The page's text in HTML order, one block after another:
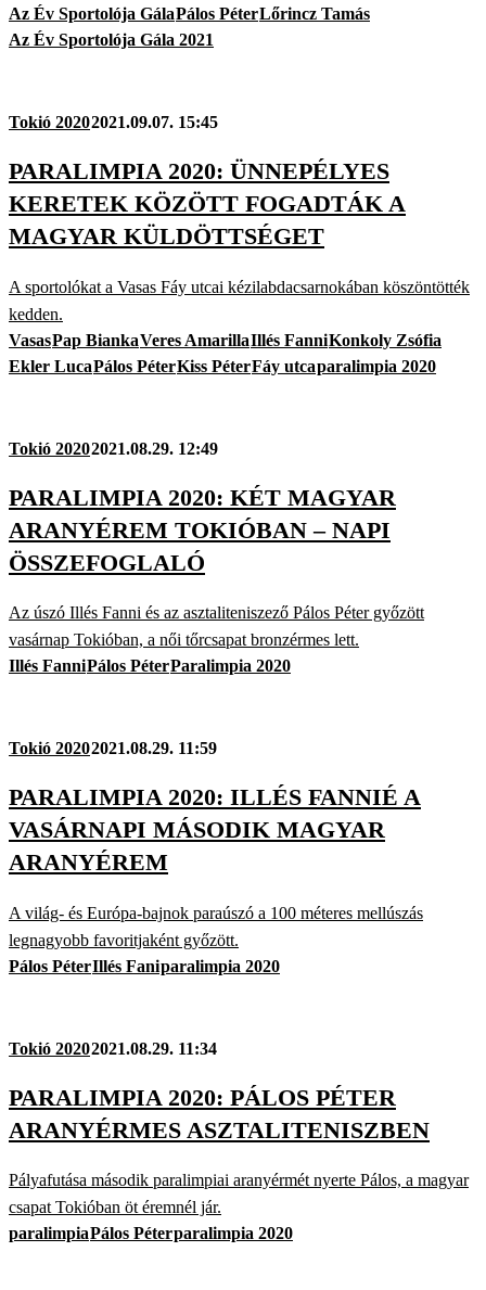
Az Év Sportolója GálaPálos PéterLőrincz Tamás
Az Év Sportolója Gála 2021
Tokió 20202021.09.07. 15:45
PARALIMPIA 2020: ÜNNEPÉLYES
KERETEK KÖZÖTT FOGADTÁK A
MAGYAR KÜLDÖTTSÉGET
A sportolókat a Vasas Fáy utcai kézilabdacsarnokában köszöntötték
kedden.
VasasPap BiankaVeres AmarillaIllés FanniKonkoly Zsófia
Ekler LucaPálos PéterKiss PéterFáy utcaparalimpia 2020
Tokió 20202021.08.29. 12:49
PARALIMPIA 2020: KÉT MAGYAR
ARANYÉREM TOKIÓBAN – NAPI
ÖSSZEFOGLALÓ
Az úszó Illés Fanni és az asztaliteniszező Pálos Péter győzött
vasárnap Tokióban, a női tőrcsapat bronzérmes lett.
Illés FanniPálos PéterParalimpia 2020
Tokió 20202021.08.29. 11:59
PARALIMPIA 2020: ILLÉS FANNIÉ A
VASÁRNAPI MÁSODIK MAGYAR
ARANYÉREM
A világ- és Európa-bajnok paraúszó a 100 méteres mellúszás
legnagyobb favoritjaként győzött.
Pálos PéterIllés Faniparalimpia 2020
Tokió 20202021.08.29. 11:34
PARALIMPIA 2020: PÁLOS PÉTER
ARANYÉRMES ASZTALITENISZBEN
Pályafutása második paralimpiai aranyérmét nyerte Pálos, a magyar
csapat Tokióban öt éremnél jár.
paralimpiaPálos Péterparalimpia 2020